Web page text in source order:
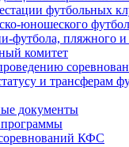
футбольных
юношеского
футбола, пляжного и
комитет
и трансферам
документы
КФС